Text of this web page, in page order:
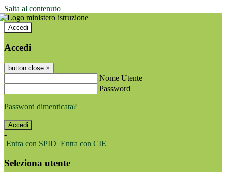
Salta al contenuto
Accedi
Accedi
button close ×
Nome Utente
Password
Password dimenticata?
-
Entra con SPID Entra con CIE
Seleziona utente